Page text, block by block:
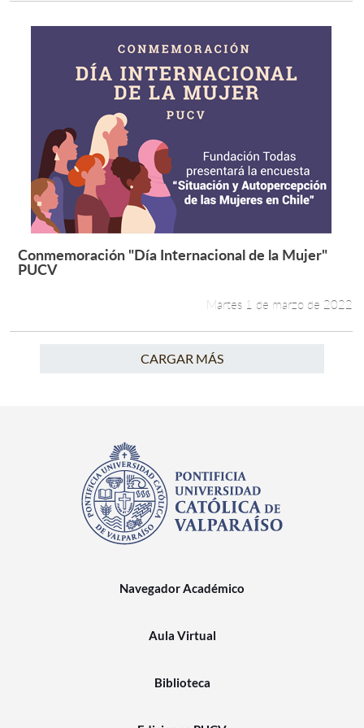
Leer más +
Conmemoración "Día Internacional de la Mujer"
PUCV
Martes 1 de marzo de 2022
CARGAR MÁS
Navegador Académico
Aula Virtual
Biblioteca